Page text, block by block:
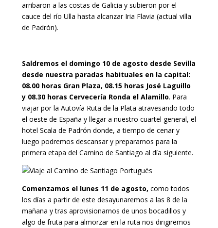
arribaron a las costas de Galicia y subieron por el
cauce del río Ulla hasta alcanzar Iria Flavia (actual villa
de Padrón).
Saldremos el domingo 10 de agosto desde Sevilla
desde nuestra paradas habituales en la capital:
08.00 horas Gran Plaza, 08.15 horas José Laguillo
y 08.30 horas Cervecería Ronda el Alamillo. Para
viajar por la Autovía Ruta de la Plata atravesando todo
el oeste de España y llegar a nuestro cuartel general, el
hotel Scala de Padrón donde, a tiempo de cenar y
luego podremos descansar y prepararnos para la
primera etapa del Camino de Santiago al día siguiente.
Comenzamos el lunes 11 de agosto, como todos
los días a partir de este desayunaremos a las 8 de la
mañana y tras aprovisionarnos de unos bocadillos y
algo de fruta para almorzar en la ruta nos dirigiremos